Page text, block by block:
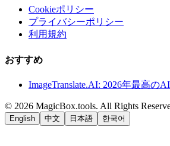
Cookieポリシー
プライバシーポリシー
利用規約
おすすめ
ImageTranslate.AI: 2026年最高の
© 2026 MagicBox.tools. All Rights
English 中文 日本語 한국어